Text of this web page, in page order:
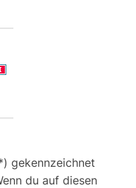
gekennzeichnet
du auf diesen